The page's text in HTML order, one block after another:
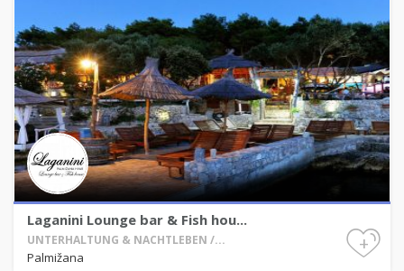
Laganini Lounge bar & Fish hou...
UNTERHALTUNG & NACHTLEBEN /...
Palmižana
+